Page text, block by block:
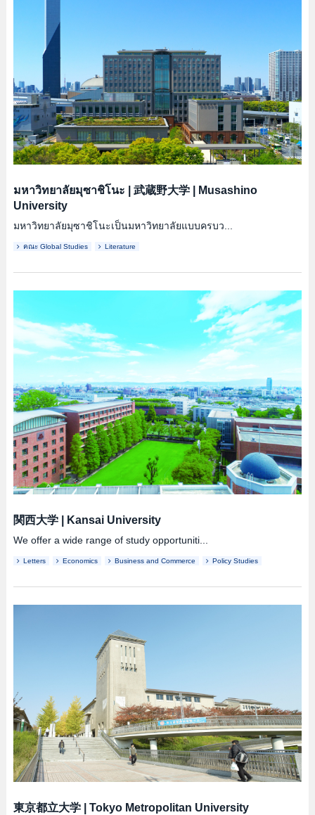
มหาวิทยาลัยมุซาชิโนะ 武蔵野大学|
Musashino
University
มหาวิทยาลัยมุซาชิโนะเป็นมหาวิทยาลัยแบบครบว...
คณะ Global Studies Literature
関西大学| Kansai University
We offer a wide range of study opportuniti...
Letters Economics Business and Commerce Policy Studies
東京都立大学| Tokyo Metropolitan University